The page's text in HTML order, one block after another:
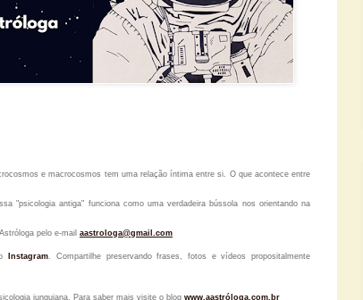
e macrocosmos tem uma relação íntima entre si. O que acontece entre
"psicologia antiga" funciona como uma verdadeira bússola nos orientando na
pelo e-mail aastrologa@gmail.com
Instagram Compartilhe preservando frases, fotos e vídeos propositalmente
junguiana. Para saber mais visite o blog www.aastróloga.com.br